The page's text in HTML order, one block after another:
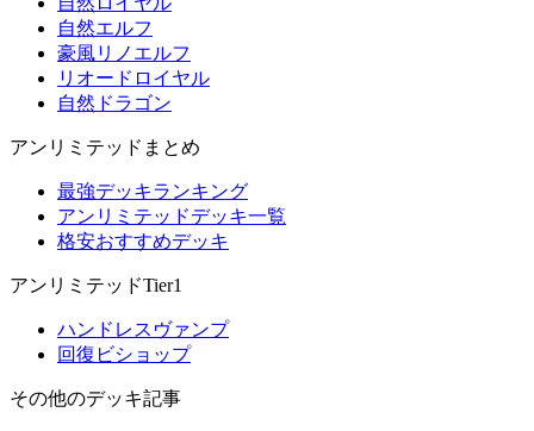
自然エルフ
豪風リノエルフ
リオードロイヤル
自然ドラゴン
アンリミテッドまとめ
最強デッキランキング
アンリミテッドデッキ一覧
格安おすすめデッキ
アンリミテッドTier1
ハンドレスヴァンプ
回復ビショップ
その他のデッキ記事